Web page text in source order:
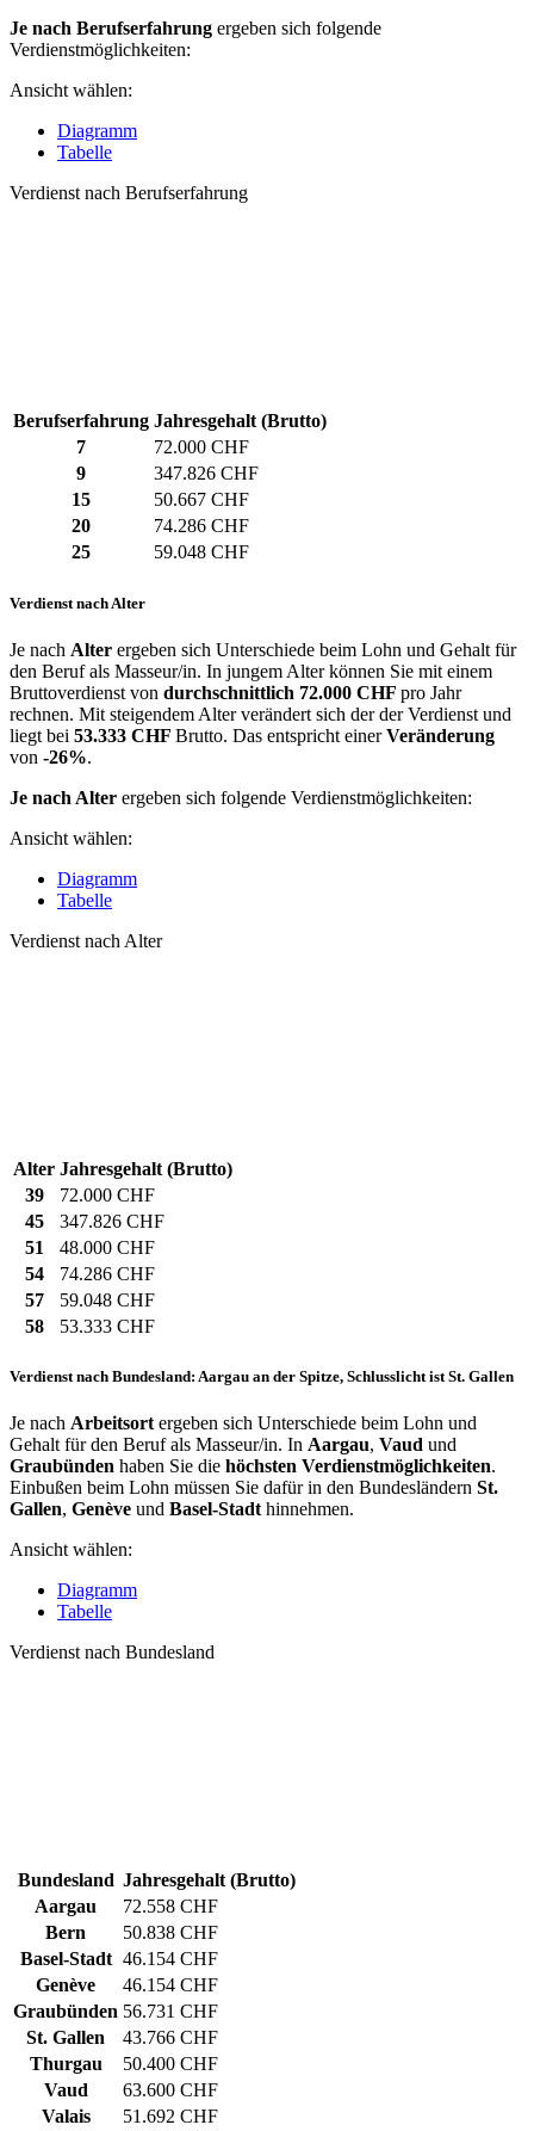
Je nach Berufserfahrung ergeben sich folgende
Verdienstmöglichkeiten:
Ansicht wählen:
Diagramm
Tabelle
Verdienst nach Berufserfahrung
Berufserfahrung Jahresgehalt (Brutto)
7
72.000 CHF
9
347.826 CHF
15
50.667 CHF
20
74.286 CHF
25
59.048 CHF
Verdienst nach Alter
Je nach Alter ergeben sich Unterschiede beim Lohn und Gehalt für
den Beruf als Masseur/in. In jungem Alter können Sie mit einem
Bruttoverdienst von durchschnittlich 72.000 CHF pro Jahr
rechnen. Mit steigendem Alter verändert sich der der Verdienst und
liegt bei 53.333 CHF Brutto. Das entspricht einerVeränderung
von -26%.
Je nach Alter ergeben sich folgende Verdienstmöglichkeiten:
Ansicht wählen:
Diagramm
Tabelle
Verdienst nach Alter
Alter Jahresgehalt (Brutto)
39
72.000 CHF
45
347.826 CHF
51
48.000 CHF
54
74.286 CHF
57
59.048 CHF
58
53.333 CHF
Verdienst nach Bundesland: Aargau an der Spitze, Schlusslicht ist St. Gallen
Je nach Arbeitsort ergeben sich Unterschiede beim Lohn und
Gehalt für den Beruf als Masseur/in. In Aargau, Vaud und
Graubünden haben Sie die höchsten Verdienstmöglichkeiten.
Einbußen beim Lohn müssen Sie dafür in den Bundesländern St.
Gallen, Genève und Basel-Stadt hinnehmen.
Ansicht wählen:
Diagramm
Tabelle
Verdienst nach Bundesland
Bundesland Jahresgehalt (Brutto)
Aargau
72.558 CHF
Bern
50.838 CHF
Basel-Stadt 46.154 CHF
Genève
46.154 CHF
Graubünden 56.731 CHF
St. Gallen
43.766 CHF
Thurgau
50.400 CHF
Vaud
63.600 CHF
Valais
51.692 CHF